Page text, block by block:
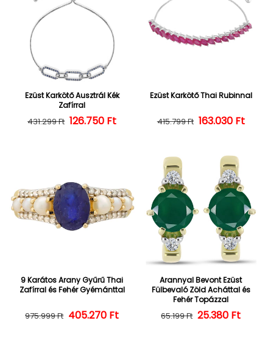
Ezüst Karkötő Ausztrál Kék
Zafírral
Normál ár
431.299 Ft Kedvezményes ár
126.750 Ft
Ezüst Karkötő Thai Rubinnal
Normál ár
415.799 Ft 163.030 Ft
9 Karátos Arany Gyűrű Thai
Zafírral és Fehér Gyémánttal
Normál ár
975.999 Ft Kedvezményes ár
405.270 Ft
Arannyal Bevont Ezüst
Fülbevaló Zöld Acháttal és
Fehér Topázzal
Normál ár
65.199 Ft 25.380 Ft